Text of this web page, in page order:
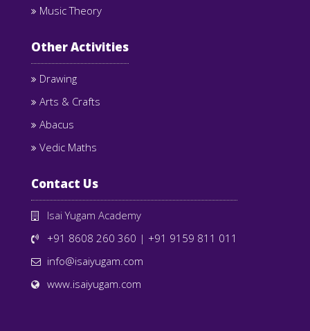
Music Theory
Other Activities
Drawing
Arts & Crafts
Abacus
Vedic Maths
Contact Us
Isai Yugam Academy
+91 8608 260 360 | +91 9159 811 011
info@isaiyugam.com
www.isaiyugam.com